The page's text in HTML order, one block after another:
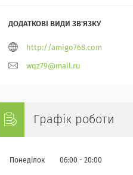
http://amigo768.com
wqz79@mail.ru
Графік роботи
Понеділок 06:00 20:00